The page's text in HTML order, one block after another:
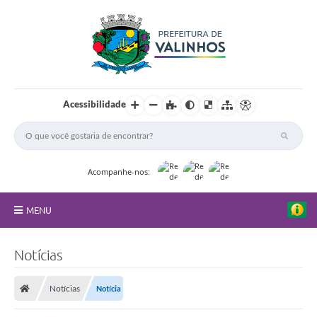
Acessibilidade
Acompanhe-nos:
MENU
Notícias
Notícias Notícia